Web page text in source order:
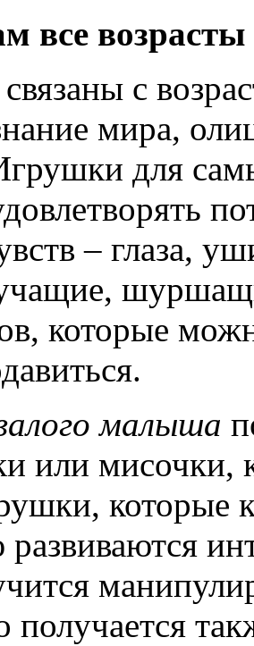
все
с
мира,
для
– глаза,
которые
малыша
или мисочки,
которые
получается